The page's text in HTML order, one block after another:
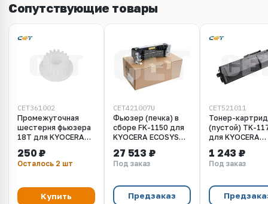
Сопутствующие товары
CET361002
Промежуточная
шестерня фьюзера
18T для KYOCERA
M2030DN/2035DN/2530DN/2535DN/P2035d/2135d/P2135dn
(CET), CET361002
250 ₽
Осталось 2 шт
Купить
CET421007U
Фьюзер (печка) в
сборе FK-1150 для
KYOCERA ECOSYS
(CET), CET421007U
27 513 ₽
Под заказ
Предзаказ
CET521011
Тонер-
(пустой) TK-
для KYOCERA
M2040dn/
(CET),
1 243 ₽
Под заказ